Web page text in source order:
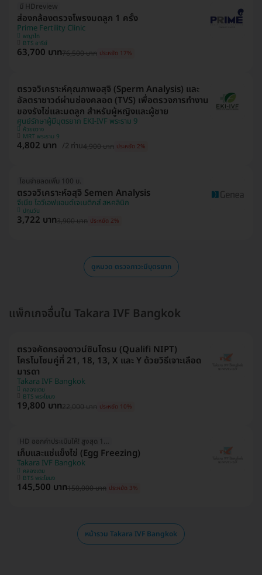
มี HDreview
ส่องกล้องตรวจโพรงมดลูก 1 ครั้ง
Prime Fertility Clinic
พญาไท
BTS อารีย์
63,700 บาท76,500 บาท ประหยัด 17%
ตรวจวิเคราะห์คุณภาพอสุจิ (Sperm Analysis) และ
อัลตราซาวด์ผ่านช่องคลอด (TVS) เพื่อตรวจการทำงาน
ของรังไข่และมดลูก สำหรับผู้หญิงและผู้ชาย
ศูนย์รักษาผู้มีบุตรยาก EKI-IVF พระราม 9
ห้วยขวาง
MRT พระราม 9
4,802 บาท /2 ท่าน4,900 บาท ประหยัด 2%
โอนจ่ายลดเพิ่ม 100 บ.
ตรวจวิเคราะห์อสุจิ Semen Analysis
จีเนีย ไอวีเอฟแอนด์เจเนติกส์ สหคลินิก
ปทุมวัน
3,722 บาท3,900 บาท ประหยัด 2%
ดูหมวด ตรวจภาวะมีบุตรยาก
แพ็กเกจอื่นใน Takara IVF Bangkok
ตรวจคัดกรองดาวน์ซินโดรม (Qualifi NIPT)
โครโมโซมคู่ที่ 21, 18, 13, X และ Y ด้วยวิธีเจาะเลือด
มารดา
Takara IVF Bangkok
คลองเตย
BTS พระโขนง
19,800 บาท22,000 บาท ประหยัด 10%
HD ออกค่าประเมินให้! สูงสุด 1500 บ.
เก็บและแช่แข็งไข่ (Egg Freezing)
Takara IVF Bangkok
คลองเตย
BTS พระโขนง
145,500 บาท150,000 บาท ประหยัด 3%
หน้ารวม Takara IVF Bangkok